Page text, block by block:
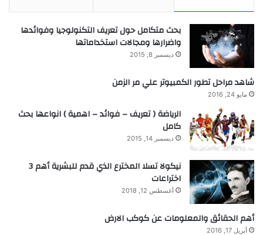
بحث متكامل حول تعريف التكنولوجيا وفوائدها
واضرارها ومجالات استخداماتها
ديسمبر 8, 2015
شاهد مراحل تطور الكمبيوتر علي مر الزمن
مايو 24, 2016
الرياضة ( تعريف – فوائد – اهمية ) انواعها بحث
كامل
ديسمبر 14, 2015
نيكولا تسلا المخترع الذي قدم للبشرية أهم 3
اختراعات
أغسطس 12, 2018
أهم الحقائق والمعلومات عن كوكب الارض
أبريل 17, 2016